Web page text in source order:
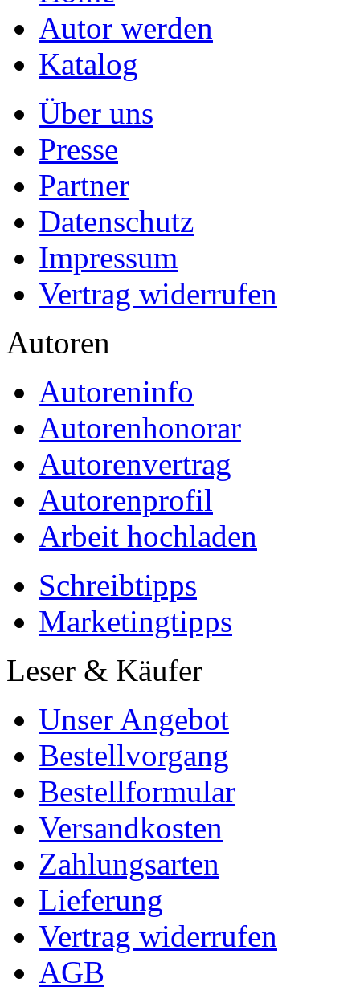
Autor werden
Katalog
Über uns
Presse
Partner
Datenschutz
Impressum
Vertrag widerrufen
Autoren
Autoreninfo
Autorenhonorar
Autorenvertrag
Autorenprofil
Arbeit hochladen
Schreibtipps
Marketingtipps
Leser & Käufer
Unser Angebot
Bestellvorgang
Bestellformular
Versandkosten
Zahlungsarten
Lieferung
Vertrag widerrufen
AGB